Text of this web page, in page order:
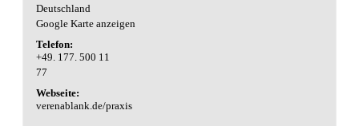
Deutschland
Google Karte anzeigen
Telefon:
+49. 177. 500 11
77
Webseite:
verenablank.de/praxis